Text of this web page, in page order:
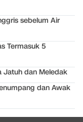
sebelum Air
Termasuk 5
Jatuh dan Meledak
dan Awak